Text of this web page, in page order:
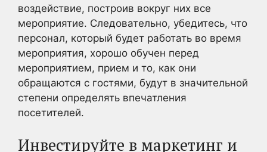
воздействие, построив вокруг них все
мероприятие. Следовательно, убедитесь, что
персонал, который будет работать во время
мероприятия, хорошо обучен перед
мероприятием, прием и то, как они
обращаются с гостями, будут в значительной
степени определять впечатления
посетителей.
Инвестируйте в маркетинг и